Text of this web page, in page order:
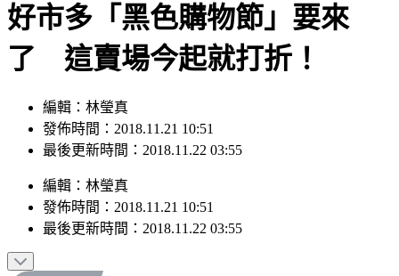
好市多「黑色購物節」要來
了 這賣場今起就打折！
編輯：林瑩真
發佈時間：2018.11.21 10:51
最後更新時間：2018.11.22 03:55
編輯 ： 林瑩真
發佈時間： 2018.11.21 10:51
最後更新時間： 2018.11.22 03:55